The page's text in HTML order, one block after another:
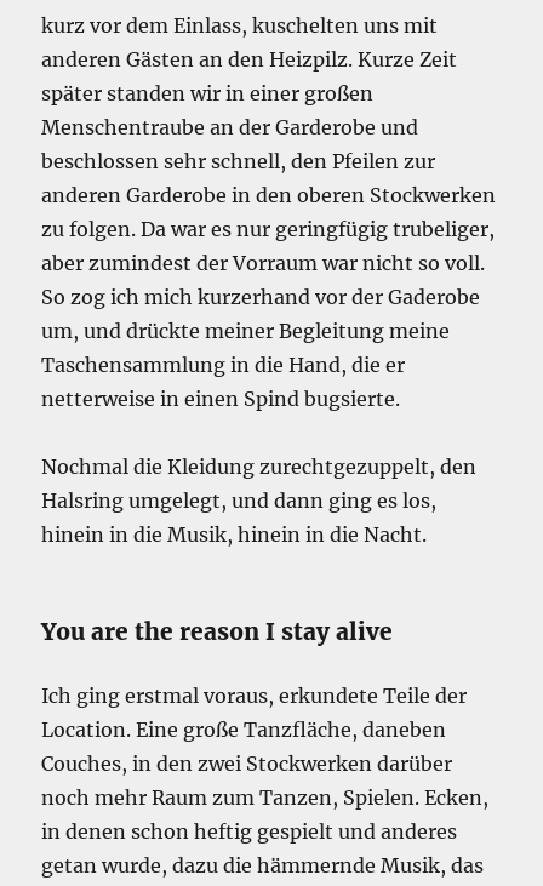
kurz vor dem Einlass, kuschelten uns mit
anderen Gästen an den Heizpilz. Kurze Zeit
später standen wir in einer großen
Menschentraube an der Garderobe und
beschlossen sehr schnell, den Pfeilen zur
anderen Garderobe in den oberen Stockwerken
zu folgen. Da war es nur geringfügig trubeliger,
aber zumindest der Vorraum war nicht so voll.
So zog ich mich kurzerhand vor der Gaderobe
um, und drückte meiner Begleitung meine
Taschensammlung in die Hand, die er
netterweise in einen Spind bugsierte.
Nochmal die Kleidung zurechtgezuppelt, den
Halsring umgelegt, und dann ging es los,
hinein in die Musik, hinein in die Nacht.
You are the reason I stay alive
Ich ging erstmal voraus, erkundete Teile der
Location. Eine große Tanzfläche, daneben
Couches, in den zwei Stockwerken darüber
noch mehr Raum zum Tanzen, Spielen. Ecken,
in denen schon heftig gespielt und anderes
getan wurde, dazu die hämmernde Musik, das